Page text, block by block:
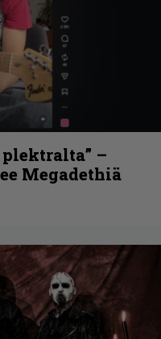
–
Megadethiä